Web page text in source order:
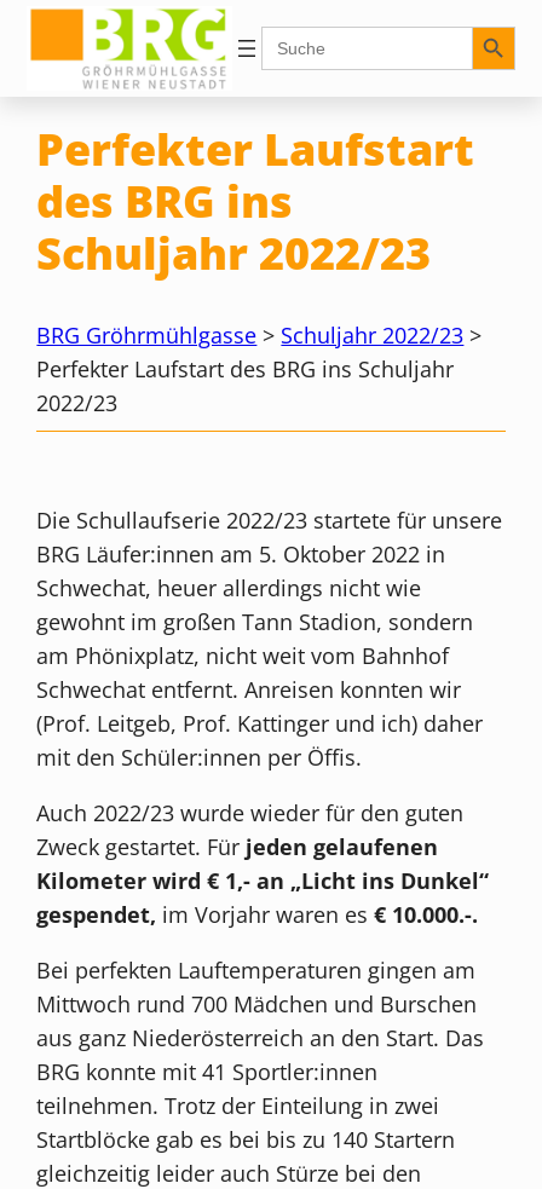
Inhalt
springen
Search
for:
Search Button
Perfekter Laufstart
des BRG ins
Schuljahr 2022/23
BRG Gröhrmühlgasse > Schuljahr 2022/23 >
Perfekter Laufstart des BRG ins Schuljahr
2022/23
Die Schullaufserie 2022/23 startete für unsere
BRG Läufer:innen am 5. Oktober 2022 in
Schwechat, heuer allerdings nicht wie
gewohnt im großen Tann Stadion, sondern
am Phönixplatz, nicht weit vom Bahnhof
Schwechat entfernt. Anreisen konnten wir
(Prof. Leitgeb, Prof. Kattinger und ich) daher
mit den Schüler:innen per Öffis.
Auch 2022/23 wurde wieder für den guten
Zweck gestartet. Für jeden gelaufenen
Kilometer wird € 1,- an „Licht ins Dunkel“
gespendet, im Vorjahr waren es € 10.000.-.
Bei perfekten Lauftemperaturen gingen am
Mittwoch rund 700 Mädchen und Burschen
aus ganz Niederösterreich an den Start. Das
BRG konnte mit 41 Sportler:innen
teilnehmen. Trotz der Einteilung in zwei
Startblöcke gab es bei bis zu 140 Startern
gleichzeitig leider auch Stürze bei den